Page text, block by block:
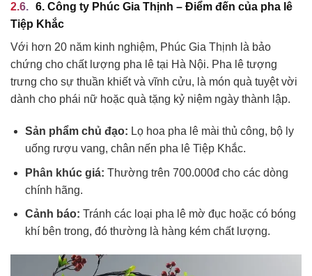
6. Công ty Phúc Gia Thịnh – Điểm đến của pha lê
Tiệp Khắc
Với hơn 20 năm kinh nghiệm, Phúc Gia Thịnh là bảo
chứng cho chất lượng pha lê tại Hà Nội. Pha lê tượng
trưng cho sự thuần khiết và vĩnh cửu, là món quà tuyệt vời
dành cho phái nữ hoặc quà tặng kỷ niệm ngày thành lập.
Sản phẩm chủ đạo: Lọ hoa pha lê mài thủ công, bộ ly
uống rượu vang, chân nến pha lê Tiệp Khắc.
Phân khúc giá: Thường trên 700.000đ cho các dòng
chính hãng.
Cảnh báo: Tránh các loại pha lê mờ đục hoặc có bóng
khí bên trong, đó thường là hàng kém chất lượng.